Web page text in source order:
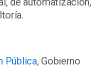
Pública, Gobierno